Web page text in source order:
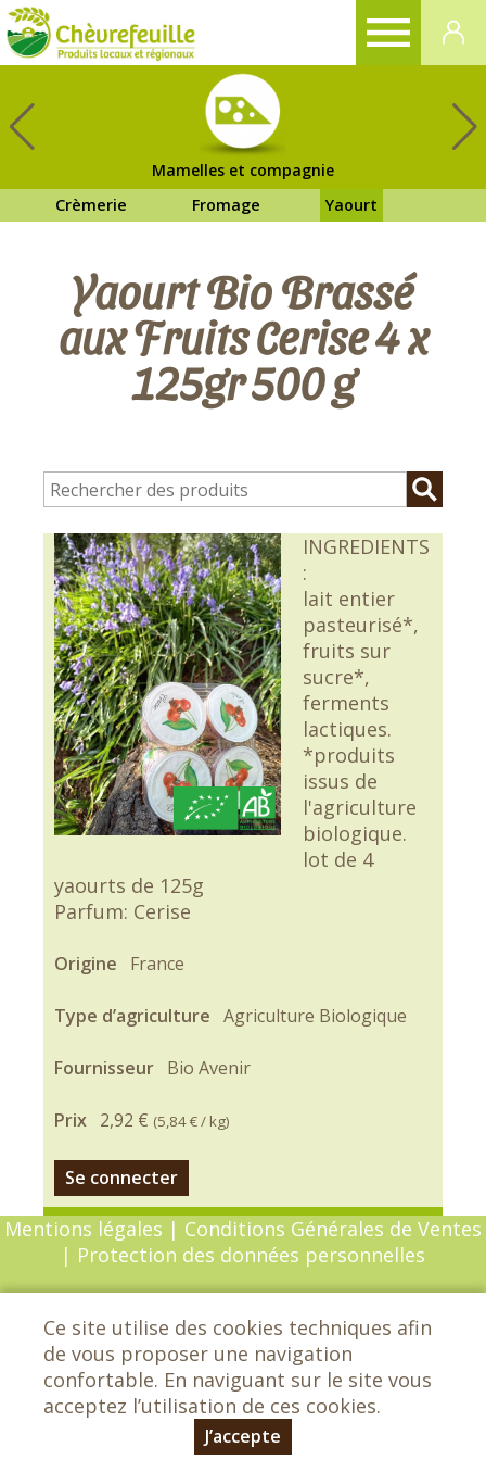
Mamelles et compagnie
Crèmerie
Fromage Yaourt
Yaourt Bio Brassé
aux Fruits Cerise 4 x
125gr 500 g
INGREDIENTS
:
lait entier
pasteurisé*,
fruits sur
sucre*,
ferments
lactiques.
*produits
issus de
l'agriculture
biologique.
lot de 4
yaourts de 125g
Parfum: Cerise
Origine France
Type d’agriculture Agriculture Biologique
Fournisseur Bio Avenir
Prix 2,92 € (5,84 €/ kg)
Se connecter
Mentions légales | Conditions Générales de Ventes
| Protection des données personnelles
réservés - Conception :Sarl Dynapse
Chèvrefeuille - Les grands Etrichets -
72650 Saint-Saturnin - 02 43 25 29 42
Ce site utilise des cookies techniques afin
de vous proposer une navigation
confortable. En naviguant sur le site vous
acceptez l’utilisation de ces cookies.
J’accepte